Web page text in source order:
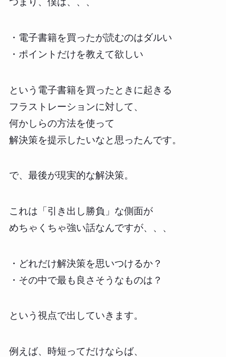
・電子書籍を買ったが読むのはダルい
・ポイントだけを教えて欲しい
という電子書籍を買ったときに起きる
フラストレーションに対して、
何かしらの方法を使って
解決策を提示したいなと思ったんです。
で、最後が現実的な解決策。
これは「引き出し勝負」な側面が
めちゃくちゃ強い話なんですが、、、
・どれだけ解決策を思いつけるか？
・その中で最も良さそうなものは？
という視点で出していきます。
例えば、時短ってだけならば、